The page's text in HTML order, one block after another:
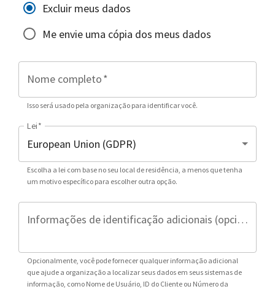
Excluir meus dados
Me envie uma cópia dos meus dados
Nome completo*
Isso será usado pela organização para identificar você.
Lei*
Escolha a lei com base no seu local de residência, a menos que tenha
um motivo específico para escolher outra opção.
Informações de identificação adicionais (opcional)
Opcionalmente, você pode fornecer qualquer informação adicional
que ajude a organização a localizar seus dados em seus sistemas de
informação, como Nome de Usuário, ID do Cliente ou Número da